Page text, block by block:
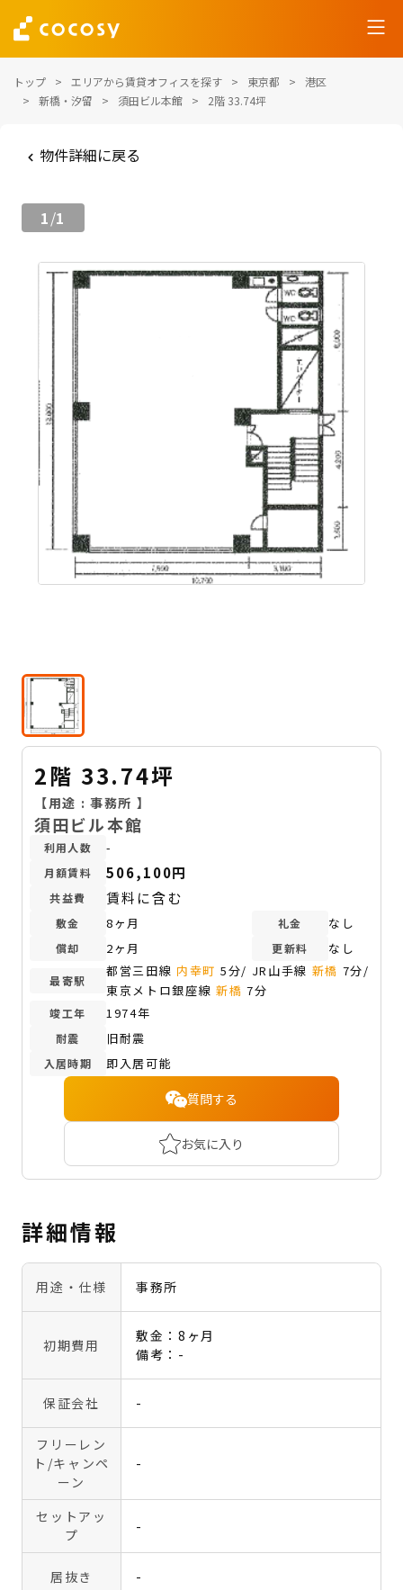
トップ エリアから賃貸オフィスを探す 東京都
港区
新橋・汐留
須田ビル本館 2階 33.74坪
物件詳細に戻る
1/1
2階 33.74坪
【用途 :事務所 】
須田ビル本館
利用人数 -
月額賃料 506,100円
共益費 賃料に含む
敷金 8ヶ月 礼金 なし
償却 2ヶ月 更新料 なし
最寄駅
都営三田線 内幸町 5分/ JR山手線 新橋 7分/
東京メトロ銀座線新橋 7分
竣工年 1974年
耐震 旧耐震
入居時期 即入居可能
質問する
お気に入り
詳細情報
用途・仕様 事務所
初期費用
敷金：8ヶ月
備考：-
保証会社 -
フリーレン
ト /キャンペ
ーン
-
セットアッ
プ
-
居抜き -